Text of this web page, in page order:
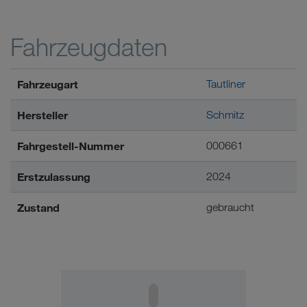
Fahrzeugdaten
Fahrzeugart Tautliner
Hersteller Schmitz
Fahrgestell-Nummer 000661
Erstzulassung 2024
Zustand gebraucht